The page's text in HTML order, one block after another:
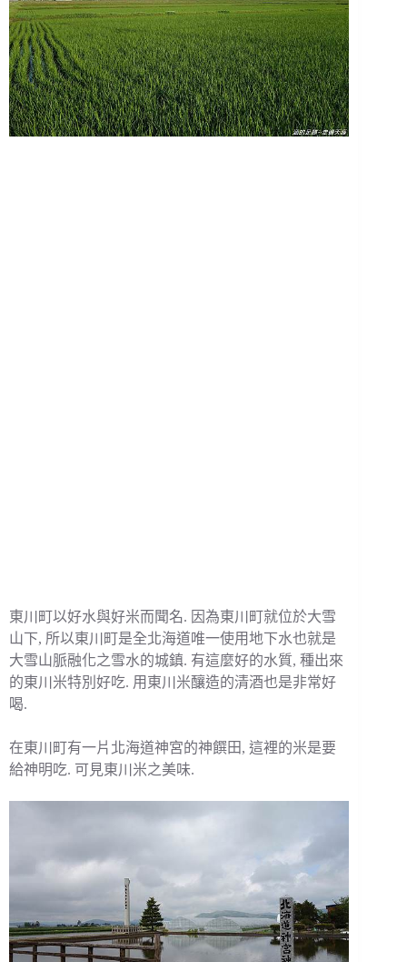
東川町以好水與好米而聞名. 因為東川町就位於大雪
山下, 所以東川町是全北海道唯一使用地下水也就是
大雪山脈融化之雪水的城鎮. 有這麼好的水質, 種出來
的東川米特別好吃. 用東川米釀造的清酒也是非常好
喝.
在東川町有一片北海道神宮的神饌田, 這裡的米是要
給神明吃. 可見東川米之美味.